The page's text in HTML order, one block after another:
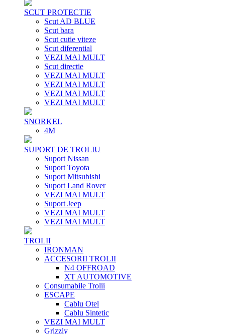
SCUT PROTECTIE
Scut AD BLUE
Scut bara
Scut cutie viteze
Scut diferential
VEZI MAI MULT
Scut directie
VEZI MAI MULT
VEZI MAI MULT
VEZI MAI MULT
VEZI MAI MULT
SNORKEL
4M
SUPORT DE TROLIU
Suport Nissan
Suport Toyota
Suport Mitsubishi
Suport Land Rover
VEZI MAI MULT
Suport Jeep
VEZI MAI MULT
VEZI MAI MULT
TROLII
IRONMAN
ACCESORII TROLII
N4 OFFROAD
XT AUTOMOTIVE
Consumabile Trolii
ESCAPE
Cablu Otel
Cablu Sintetic
VEZI MAI MULT
Grizzly